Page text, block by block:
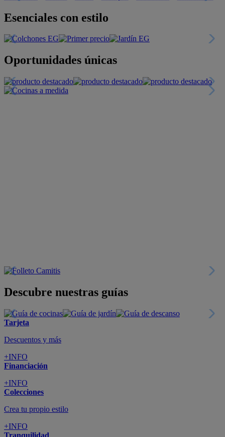
Crea tu propio estilo
Tranquilidad
6 años de Garantía Plus
+INFO
Catálogos
Miles de productos
+INFO
Por teléfono
Llámanos y compra
+INFO
Nueva app